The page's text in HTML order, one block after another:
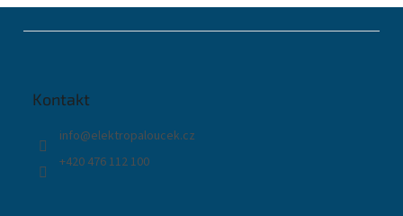
Kontakt
info@elektropaloucek.cz
+420 476 112 100